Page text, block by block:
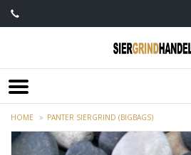
HOME PANTER SIERGRIND (BIGBAGS)